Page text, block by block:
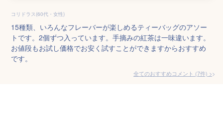
コリドラス(60代・女性)
15種類、いろんなフレーバーが楽しめるティーバッグのアソー
トです。2個ずつ入っています。手摘みの紅茶は一味違います。
お値段もお試し価格でお安く試すことができますからおすすめ
です。
全てのおすすめコメント (7件) >